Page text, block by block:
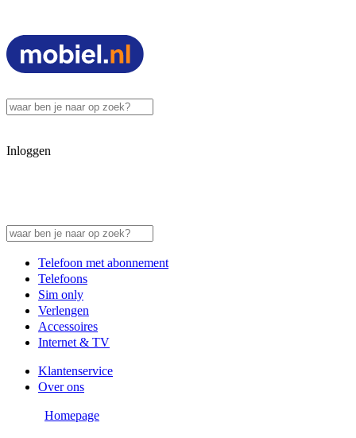
Inloggen
Telefoon met abonnement
Telefoons
Sim only
Verlengen
Accessoires
Internet & TV
Klantenservice
Over ons
Homepage